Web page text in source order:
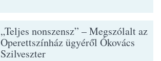
„Teljes nonszensz” – Megszólalt az
Operettszínház ügyéről Ókovács
Szilveszter